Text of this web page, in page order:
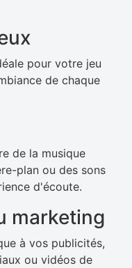
pour votre jeu
de chaque
de la musique
plan ou des sons
d'écoute.
marketing
à vos publicités,
ou vidéos de